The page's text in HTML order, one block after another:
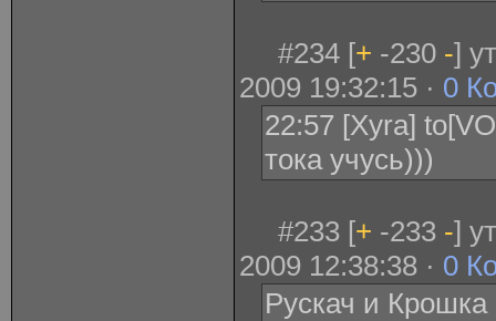
#234 [+ -230 -]
2009 19:32:15 · 0
22:57 [Xyra]
тока учусь)))
#233 [+ -233 -]
2009 12:38:38 · 0
Рускач и Крошка